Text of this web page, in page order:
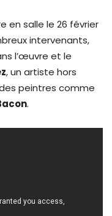
en salle le 26 février
intervenants,
l’œuvre et le
, un artiste hors
peintres comme
.